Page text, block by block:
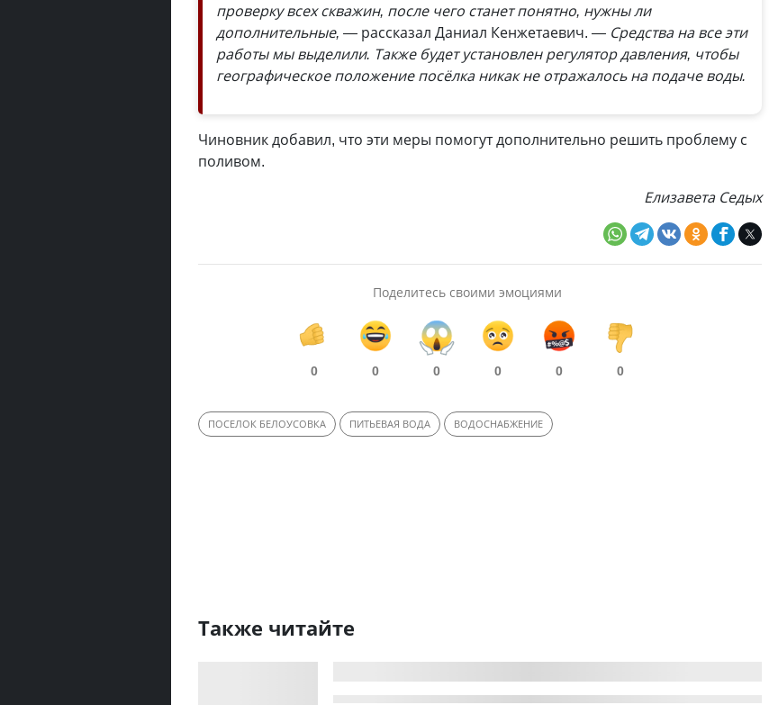
проверку всех скважин, после чего станет понятно, нужны ли
дополнительные, — рассказал Даниал Кенжетаевич. — Средства на все эти
работы мы выделили. Также будет установлен регулятор давления, чтобы
географическое положение посёлка никак не отражалось на подаче воды.
Чиновник добавил, что эти меры помогут дополнительно решить проблему с
поливом.
Елизавета Седых
Поделитесь своими эмоциями
0 0 0 0 0 0
ПОСЕЛОК БЕЛОУСОВКА ПИТЬЕВАЯ ВОДА ВОДОСНАБЖЕНИЕ
Также читайте